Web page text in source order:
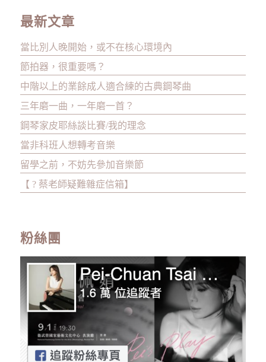
最新文章
當比別人晚開始，或不在核心環境內
節拍器，很重要嗎？
中階以上的業餘成人適合練的古典鋼琴曲
三年磨一曲，一年磨一首？
鋼琴家皮耶絲談比賽/我的理念
當非科班人想轉考音樂
留學之前，不妨先參加音樂節
【 ? 蔡老師疑難雜症信箱】
粉絲團